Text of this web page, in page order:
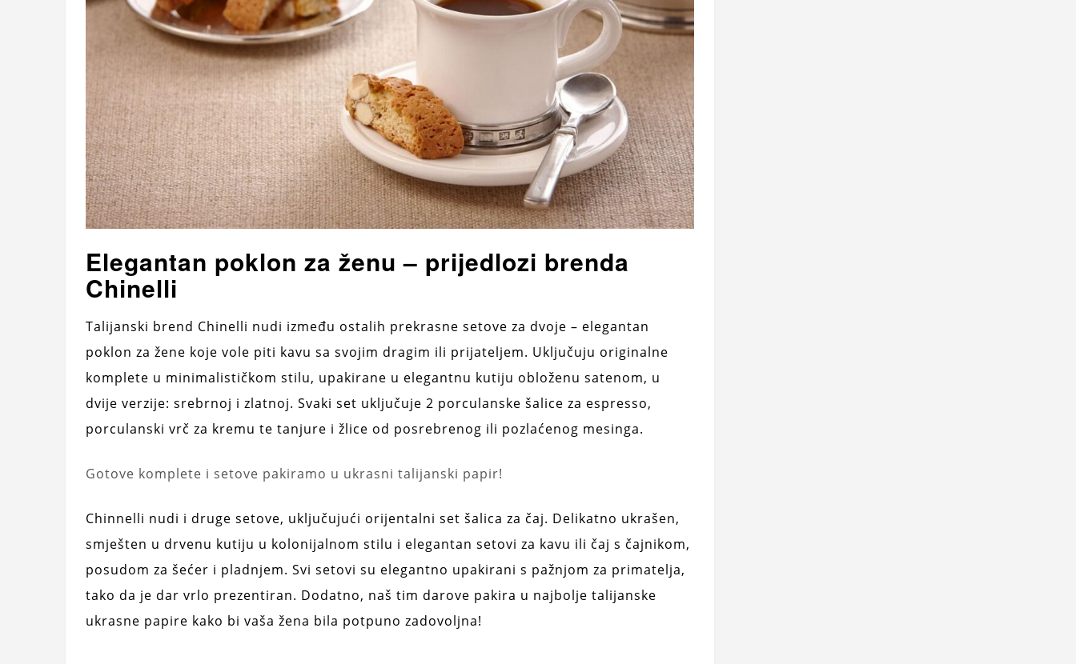
Elegantan poklon za ženu – prijedlozi brenda
Chinelli
Talijanski brend Chinelli nudi između ostalih prekrasne setove za dvoje – elegantan
poklon za žene koje vole piti kavu sa svojim dragim ili prijateljem. Uključuju originalne
komplete u minimalističkom stilu, upakirane u elegantnu kutiju obloženu satenom, u
dvije verzije: srebrnoj i zlatnoj. Svaki set uključuje 2 porculanske šalice za espresso,
porculanski vrč za kremu te tanjure i žlice od posrebrenog ili pozlaćenog mesinga.
Gotove komplete i setove pakiramo u ukrasni talijanski papir!
Chinnelli nudi i druge setove, uključujući orijentalni set šalica za čaj. Delikatno ukrašen,
smješten u drvenu kutiju u kolonijalnom stilu i elegantan setovi za kavu ili čaj s čajnikom,
posudom za šećer i pladnjem. Svi setovi su elegantno upakirani s pažnjom za primatelja,
tako da je dar vrlo prezentiran. Dodatno, naš tim darove pakira u najbolje talijanske
ukrasne papire kako bi vaša žena bila potpuno zadovoljna!